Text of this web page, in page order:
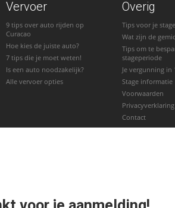
Vervoer
9 tips over auto rijden op
Curacao
Hoe kies de juiste auto?
7 tips die je moet weten!
Is een auto noodzakelijk?
Alle vervoer opties
Overig
Tips voor je
Wat zijn de
Tips om te
stageperiode
Je vergunning in
Stage informatie
Voorwaarden
Contact